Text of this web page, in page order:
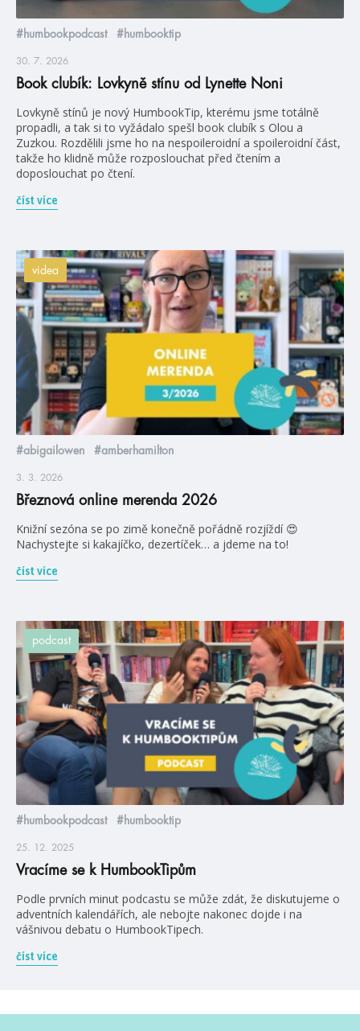
#humbookpodcast #humbooktip
30. 7. 2026
Book clubík: Lovkyně stínu od Lynette Noni
Lovkyně stínů je nový HumbookTip, kterému jsme totálně
propadli, a tak si to vyžádalo spešl book clubík s Olou a
Zuzkou. Rozdělili jsme ho na nespoileroidní a spoileroidní část,
takže ho klidně může rozposlouchat před čtením a
doposlouchat po čtení.
číst více
videa
#abigailowen #amberhamilton
3. 3. 2026
Březnová online merenda 2026
Knižní sezóna se po zimě konečně pořádně rozjíždí 😍
Nachystejte si kakajíčko, dezertíček… a jdeme na to!
číst více
podcast
#humbookpodcast #humbooktip
25. 12. 2025
Vracíme se k HumbookTipům
Podle prvních minut podcastu se může zdát, že diskutujeme o
adventních kalendářích, ale nebojte nakonec dojde i na
vášnivou debatu o HumbookTipech.
číst více